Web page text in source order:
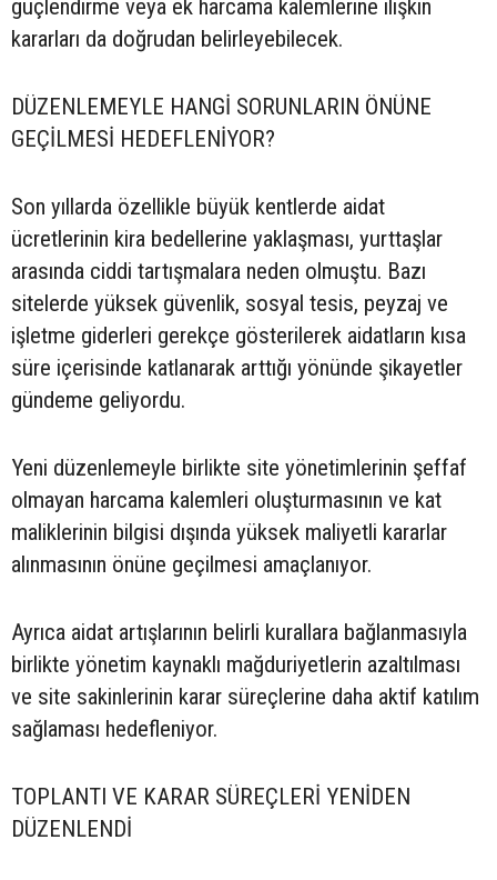
güçlendirme veya ek harcama kalemlerine ilişkin
kararları da doğrudan belirleyebilecek.
DÜZENLEMEYLE HANGİ SORUNLARIN ÖNÜNE
GEÇİLMESİ HEDEFLENİYOR?
Son yıllarda özellikle büyük kentlerde aidat
ücretlerinin kira bedellerine yaklaşması, yurttaşlar
arasında ciddi tartışmalara neden olmuştu. Bazı
sitelerde yüksek güvenlik, sosyal tesis, peyzaj ve
işletme giderleri gerekçe gösterilerek aidatların kısa
süre içerisinde katlanarak arttığı yönünde şikayetler
gündeme geliyordu.
Yeni düzenlemeyle birlikte site yönetimlerinin şeffaf
olmayan harcama kalemleri oluşturmasının ve kat
maliklerinin bilgisi dışında yüksek maliyetli kararlar
alınmasının önüne geçilmesi amaçlanıyor.
Ayrıca aidat artışlarının belirli kurallara bağlanmasıyla
birlikte yönetim kaynaklı mağduriyetlerin azaltılması
ve site sakinlerinin karar süreçlerine daha aktif katılım
sağlaması hedefleniyor.
TOPLANTI VE KARAR SÜREÇLERİ YENİDEN
DÜZENLENDİ